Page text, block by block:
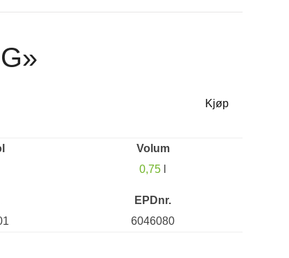
Kjøp
Volum
0,75
EPDnr.
6046080